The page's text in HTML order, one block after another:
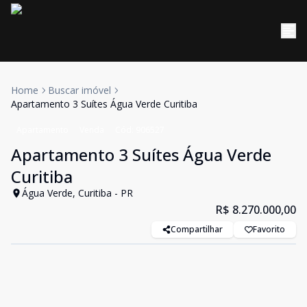
Home
Buscar imóvel
Apartamento 3 Suítes Água Verde Curitiba
Apartamento 3 Suítes Água Verde
Curitiba
Água Verde, Curitiba - PR
R$ 8.270.000,00
Compartilhar Favorito